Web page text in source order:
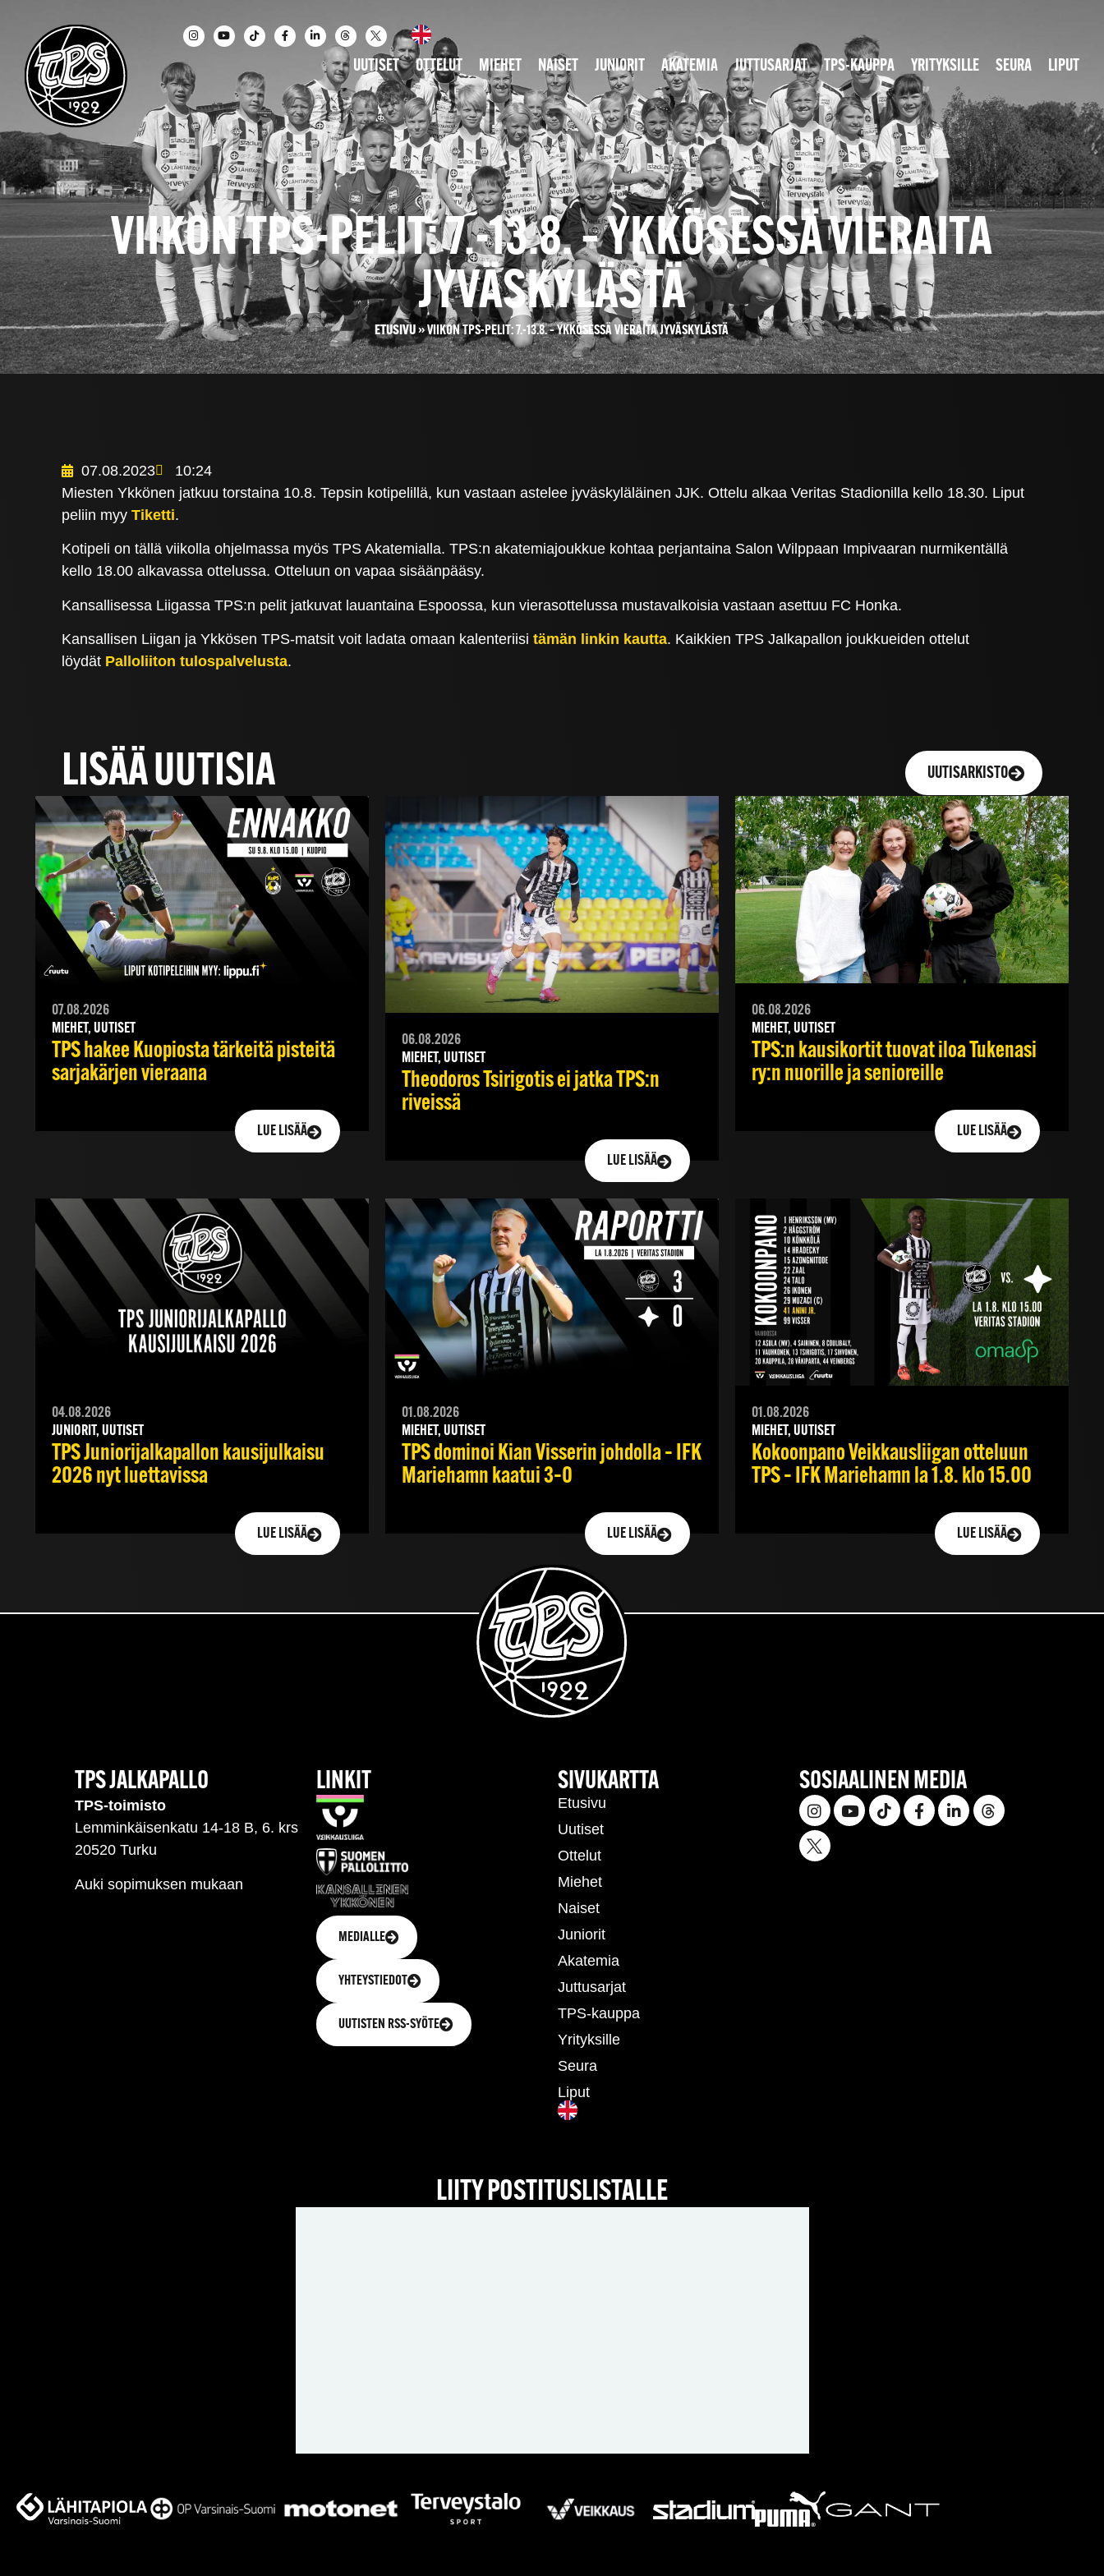
UUTISET OTTELUT MIEHET NAISET JUNIORIT AKATEMIA JUTTUSARJAT TPS-KAUPPA YRITYKSILLE SEURA LIPUT
VIIKON TPS-PELIT: 7.-13.8. – YKKÖSESSÄ VIERAITA
JYVÄSKYLÄSTÄ
ETUSIVU»VIIKON TPS-PELIT: 7.-13.8. – YKKÖSESSÄ VIERAITA JYVÄSKYLÄSTÄ
07.08.2023
10:24
Miesten Ykkönen jatkuu torstaina 10.8. Tepsin kotipelillä, kun vastaan astelee jyväskyläläinen JJK. Ottelu alkaa Veritas Stadionilla kello 18.30. Liput
peliin myyTiketti.
Kotipeli on tällä viikolla ohjelmassa myös TPS Akatemialla. TPS:n akatemiajoukkue kohtaa perjantaina Salon Wilppaan Impivaaran nurmikentällä
kello 18.00 alkavassa ottelussa. Otteluun on vapaa sisäänpääsy.
Kansallisessa Liigassa TPS:n pelit jatkuvat lauantaina Espoossa, kun vierasottelussa mustavalkoisia vastaan asettuu FC Honka.
Kansallisen Liigan ja Ykkösen TPS-matsit voit ladata omaan kalenteriisitämän linkin kautta. Kaikkien TPS Jalkapallon joukkueiden ottelut
löydät Palloliiton tulospalvelusta.
LISÄÄ UUTISIA UUTISARKISTO
07.08.2026
MIEHET, UUTISET
TPS hakee Kuopiosta tärkeitä pisteitä
sarjakärjen vieraana
LUE LISÄÄ
06.08.2026
MIEHET, UUTISET
Theodoros Tsirigotis ei jatka TPS:n
riveissä
LUE LISÄÄ
06.08.2026
MIEHET, UUTISET
TPS:n kausikortit tuovat iloa Tukenasi
ry:n nuorille ja senioreille
LUE LISÄÄ
04.08.2026
JUNIORIT, UUTISET
TPS Juniorijalkapallon kausijulkaisu
2026 nyt luettavissa
LUE LISÄÄ
01.08.2026
MIEHET, UUTISET
TPS dominoi Kian Visserin johdolla – IFK
Mariehamn kaatui 3–0
LUE LISÄÄ
01.08.2026
MIEHET, UUTISET
Kokoonpano Veikkausliigan otteluun
TPS – IFK Mariehamn la 1.8. klo 15.00
LUE LISÄÄ
TPS JALKAPALLO
TPS-toimisto
Lemminkäisenkatu 14-18 B, 6. krs
20520 Turku
Auki sopimuksen mukaan
LINKIT
MEDIALLE
YHTEYSTIEDOT
UUTISTEN RSS-SYÖTE
SIVUKARTTA
Etusivu
Uutiset
Ottelut
Miehet
Naiset
Juniorit
Akatemia
Juttusarjat
TPS-kauppa
Yrityksille
Seura
Liput
SOSIAALINEN MEDIA
LIITY POSTITUSLISTALLE